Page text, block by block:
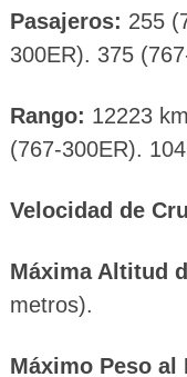
Pasajeros: 255
300ER). 375
Rango: 12223
(767-300ER).
Velocidad de
Máxima Altitud
metros).
Máximo Peso al